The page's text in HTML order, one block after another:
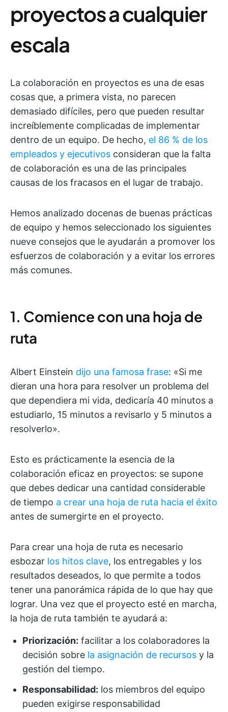
proyectos a cualquier
escala
La colaboración en proyectos es una de esas
cosas que, a primera vista, no parecen
demasiado difíciles, pero que pueden resultar
increíblemente complicadas de implementar
dentro de un equipo. De hecho, el 86 % de los
empleados y ejecutivos consideran que la falta
de colaboración es una de las principales
causas de los fracasos en el lugar de trabajo.
Hemos analizado docenas de buenas prácticas
de equipo y hemos seleccionado los siguientes
nueve consejos que le ayudarán a promover los
esfuerzos de colaboración y a evitar los errores
más comunes.
1. Comience con una hoja de
ruta
Albert Einstein dijo una famosa frase: «Si me
dieran una hora para resolver un problema del
que dependiera mi vida, dedicaría 40 minutos a
estudiarlo, 15 minutos a revisarlo y 5 minutos a
resolverlo».
Esto es prácticamente la esencia de la
colaboración eficaz en proyectos: se supone
que debes dedicar una cantidad considerable
de tiempo a crear una hoja de ruta hacia el éxito
antes de sumergirte en el proyecto.
Para crear una hoja de ruta es necesario
esbozar los hitos clave, los entregables y los
resultados deseados, lo que permite a todos
tener una panorámica rápida de lo que hay que
lograr. Una vez que el proyecto esté en marcha,
la hoja de ruta también te ayudará a:
Priorización: facilitar a los colaboradores la
decisión sobre la asignación de recursos y la
gestión del tiempo.
Responsabilidad: los miembros del equipo
pueden exigirse responsabilidad